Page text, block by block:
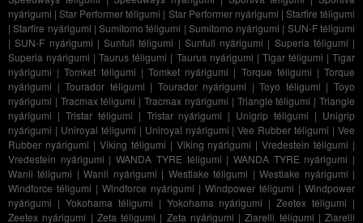
nyárigumi |Star Performer téligumi | Star Performer nyárigumi | Starfire téligumi
|Starfire nyárigumi |Sumitomo téligumi | Sumitomo nyárigumi | SUN-F téligumi
|SUN-F nyárigumi | Sunfull téligumi | Sunfull nyárigumi | Superia téligumi |
Superia nyárigumi |Taurus téligumi | Taurus nyárigumi | Tigar téligumi |Tigar
nyárigumi |Tomket téligumi | Tomket nyárigumi | Torque téligumi |Torque
nyárigumi |Tourador téligumi | Tourador nyárigumi |Toyo téligumi |Toyo
nyárigumi | Tracmax téligumi |Tracmax nyárigumi | Triangle téligumi |Triangle
nyárigumi | Tristar téligumi | Tristar nyárigumi | Unigrip téligumi | Unigrip
nyárigumi | Uniroyal téligumi | Uniroyal nyárigumi |Vee Rubber téligumi |Vee
Rubber nyárigumi | Viking téligumi | Viking nyárigumi |Vredestein téligumi |
Vredestein nyárigumi |WANDA TYRE téligumi | WANDA TYRE nyárigumi |
Wanli téligumi |Wanli nyárigumi | Westlake téligumi |Westlake nyárigumi |
Windforce téligumi | Windforce nyárigumi | Windpower téligumi | Windpower
nyárigumi | Yokohama téligumi | Yokohama nyárigumi |Zeetex téligumi |
Zeetex nyárigumi | Zeta téligumi | Zeta nyárigumi |Ziarelli téligumi | Ziarelli